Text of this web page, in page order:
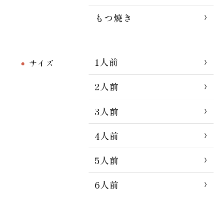
もつ焼き
サイズ
1人前
2人前
3人前
4人前
5人前
6人前